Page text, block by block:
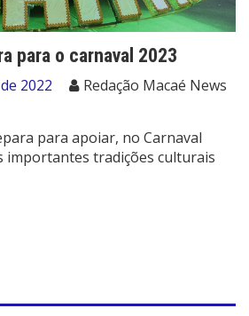
para o carnaval 2023
2022
Redação Macaé News
para apoiar, no Carnaval
importantes tradições culturais